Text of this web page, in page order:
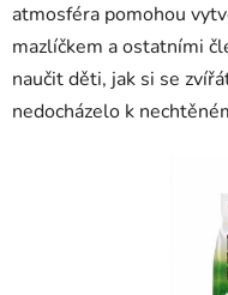
atmosféra pomohou
mazlíčkem a ostatními
naučit děti, jak si se
nedocházelo k